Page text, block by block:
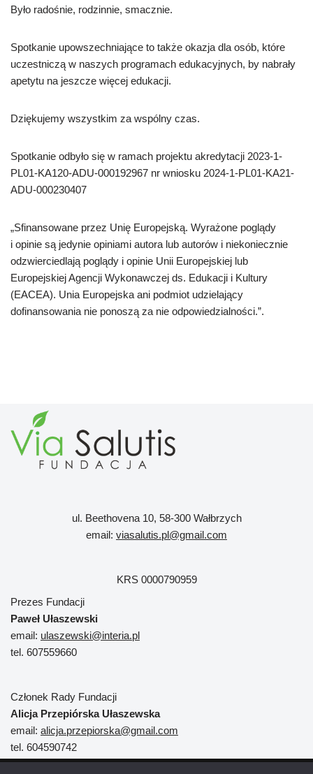
Było radośnie, rodzinnie, smacznie.
Spotkanie upowszechniające to także okazja dla osób, które
uczestniczą w naszych programach edukacyjnych, by nabrały
apetytu na jeszcze więcej edukacji.
Dziękujemy wszystkim za wspólny czas.
Spotkanie odbyło się w ramach projektu akredytacji 2023-1-
PL01-KA120-ADU-000192967 nr wniosku 2024-1-PL01-KA21-
ADU-000230407
„Sfinansowane przez Unię Europejską. Wyrażone poglądy
i opinie są jedynie opiniami autora lub autorów i niekoniecznie
odzwierciedlają poglądy i opinie Unii Europejskiej lub
Europejskiej Agencji Wykonawczej ds. Edukacji i Kultury
(EACEA). Unia Europejska ani podmiot udzielający
dofinansowania nie ponoszą za nie odpowiedzialności.”.
ul. Beethovena 10, 58-300 Wałbrzych
email: viasalutis.pl@gmail.com
KRS 0000790959
Prezes Fundacji
Paweł Ułaszewski
email: ulaszewski@interia.pl
tel. 607559660
Członek Rady Fundacji
Alicja Przepiórska Ułaszewska
email: alicja.przepiorska@gmail.com
tel. 604590742